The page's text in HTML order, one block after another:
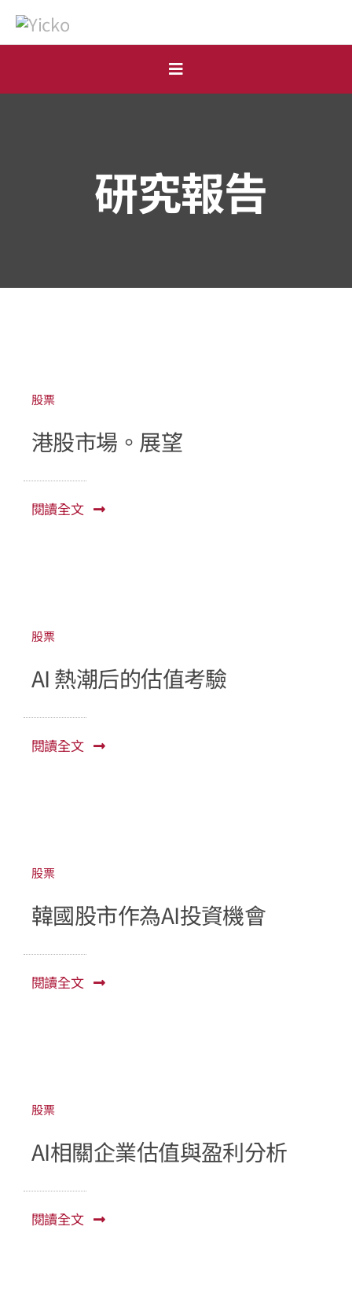
Skip
to
Toggle
市場點評
聯絡我們
專業下載
資金提存通知
研究報告
股票
港股市場。展望
閱讀全文
股票
AI 熱潮后的估值考驗
閱讀全文
股票
韓國股市作為AI投資機會
閱讀全文
股票
AI相關企業估值與盈利分析
閱讀全文